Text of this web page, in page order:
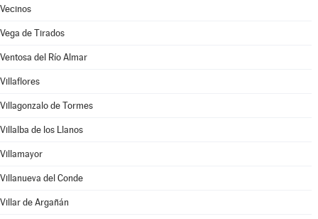
Vecinos
Vega de Tirados
Ventosa del Río Almar
Villaflores
Villagonzalo de Tormes
Villalba de los Llanos
Villamayor
Villanueva del Conde
Villar de Argañán